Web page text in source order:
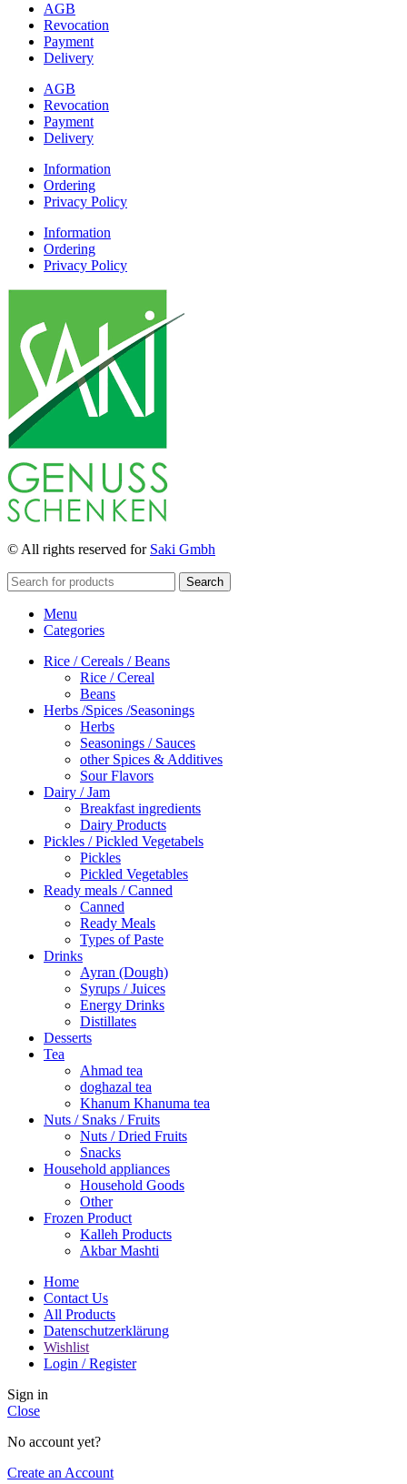
AGB
Revocation
Payment
Delivery
AGB
Revocation
Payment
Delivery
Information
Ordering
Privacy Policy
Information
Ordering
Privacy Policy
© All rights reserved for Saki Gmbh
Search
Menu
Categories
Rice / Cereals / Beans
Rice / Cereal
Beans
Herbs /Spices /Seasonings
Herbs
Seasonings / Sauces
other Spices & Additives
Sour Flavors
Dairy / Jam
Breakfast ingredients
Dairy Products
Pickles / Pickled Vegetabels
Pickles
Pickled Vegetables
Ready meals / Canned
Canned
Ready Meals
Types of Paste
Drinks
Ayran (Dough)
Syrups / Juices
Energy Drinks
Distillates
Desserts
Tea
Ahmad tea
doghazal tea
Khanum Khanuma tea
Nuts / Snaks / Fruits
Nuts / Dried Fruits
Snacks
Household appliances
Household Goods
Other
Frozen Product
Kalleh Products
Akbar Mashti
Home
Contact Us
All Products
Datenschutzerklärung
Wishlist
Login / Register
Sign in
Close
No account yet?
Create an Account